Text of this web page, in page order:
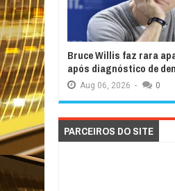
Bruce Willis faz rara
após diagnóstico de
Aug 06, 2026 - 0
PARCEIROS DO SITE